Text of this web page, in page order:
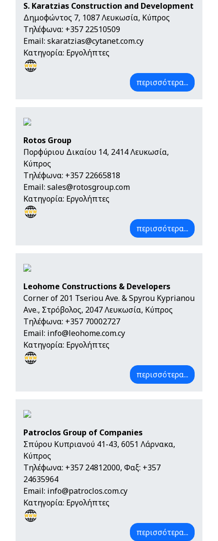
S. Karatzias Construction and Development
Δημοφώντος 7, 1087 Λευκωσία, Κύπρος
Τηλέφωνα: +357 22510509
Email: skaratzias@cytanet.com.cy
Κατηγορία: Εργολήπτες
περισσότερα...
Rotos Group
Πορφύριου Δικαίου 14, 2414 Λευκωσία,
Κύπρος
Τηλέφωνα: +357 22665818
Email: sales@rotosgroup.com
Κατηγορία: Εργολήπτες
περισσότερα...
Leohome Constructions & Developers
Corner of 201 Tseriou Ave. & Spyrou Kyprianou
Ave., Στρόβολος, 2047 Λευκωσία, Κύπρος
Τηλέφωνα: +357 70002727
Email: info@leohome.com.cy
Κατηγορία: Εργολήπτες
περισσότερα...
Patroclos Group of Companies
Σπύρου Κυπριανού 41-43, 6051 Λάρνακα,
Κύπρος
Τηλέφωνα: +357 24812000, Φαξ: +357
24635964
Email: info@patroclos.com.cy
Κατηγορία: Εργολήπτες
περισσότερα...